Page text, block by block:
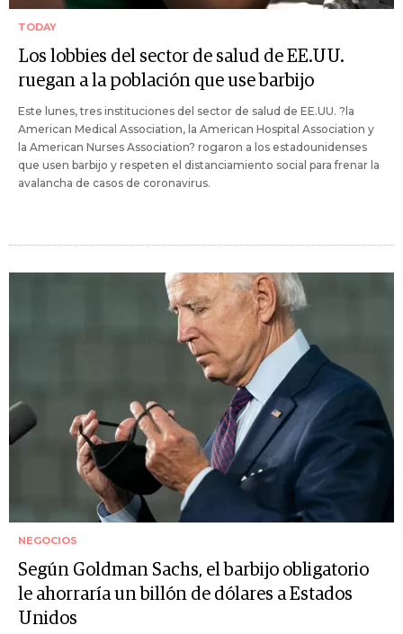
TODAY
Los lobbies del sector de salud de EE.UU.
ruegan a la población que use barbijo
Este lunes, tres instituciones del sector de salud de EE.UU. ?la
American Medical Association, la American Hospital Association y
la American Nurses Association? rogaron a los estadounidenses
que usen barbijo y respeten el distanciamiento social para frenar la
avalancha de casos de coronavirus.
NEGOCIOS
Según Goldman Sachs, el barbijo obligatorio
le ahorraría un billón de dólares a Estados
Unidos